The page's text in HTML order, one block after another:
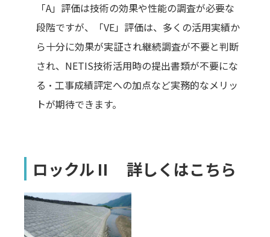
「A」評価は技術の効果や性能の調査が必要な
段階ですが、「VE」評価は、多くの活用実績か
ら十分に効果が実証され継続調査が不要と判断
され、NETIS技術活用時の提出書類が不要にな
る・工事成績評定への加点など実務的なメリッ
トが期待できます。
ロックルⅡ 詳しくはこちら